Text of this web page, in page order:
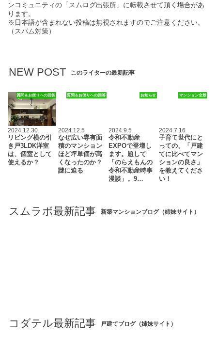
ンコミュニティの「スムログ出張所」に転載させて頂く場合があ
ります。
※日本語が含まれない投稿は無視されますのでご注意ください。
（スパム対策）
NEW POST このライターの最新記事
質問＆お便りへの回答
2024.12.30
リビング横の引
き戸3LDK洋室
は、個室として
使えるか？
質問＆お便りへの回答
2024.12.5
なぜ広い専有面
積のマンション
ほど坪単価が高
くなったのか？
謎に迫る
お知らせ
2024.9.5
令和不動産
EXPOで登壇し
ます。題して
「のらえもんの
令和不動産時事
漫談」。9…
マンション全般
2024.7.16
子育て世代にと
っての、「戸建
てに比べてマン
ションの良さ」
を教えてくださ
い！
スムラボ最新記事 新築マンションブログ（姉妹サイト）
コダテル最新記事 戸建てブログ（姉妹サイト）